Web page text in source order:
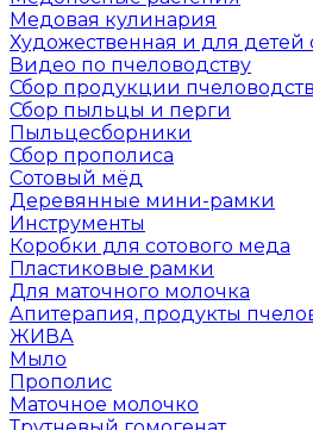
Медовая кулинария
Художественная и для детей
Видео по пчеловодству
Сбор продукции
Сбор пыльцы и перги
Пыльцесборники
Сбор прополиса
Сотовый мёд
Деревянные мини-рамки
Инструменты
Коробки для сотового меда
Пластиковые рамки
Для маточного молочка
Апитерапия, продукты
ЖИВА
Мыло
Прополис
Маточное молочко